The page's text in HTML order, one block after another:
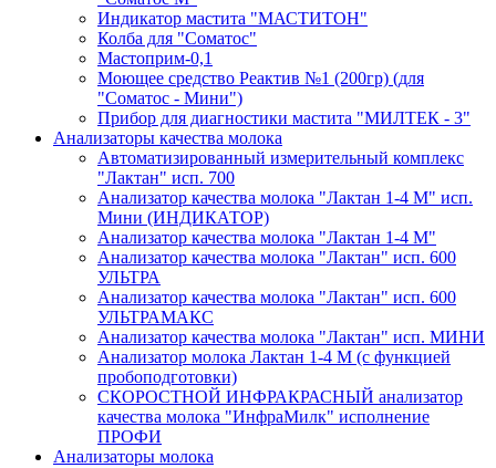
Индикатор мастита "МАСТИТОН"
Колба для "Соматос"
Мастоприм-0,1
Моющее средство Реактив №1 (200гр) (для
"Соматос - Мини")
Прибор для диагностики мастита "МИЛТЕК - 3"
Анализаторы качества молока
Автоматизированный измерительный комплекс
"Лактан" исп. 700
Анализатор качества молока "Лактан 1-4 М" исп.
Мини (ИНДИКАТОР)
Анализатор качества молока "Лактан 1-4 M"
Анализатор качества молока "Лактан" исп. 600
УЛЬТРА
Анализатор качества молока "Лактан" исп. 600
УЛЬТРАМАКС
Анализатор качества молока "Лактан" исп. МИНИ
Анализатор молока Лактан 1-4 М (с функцией
пробоподготовки)
СКОРОСТНОЙ ИНФРАКРАСНЫЙ анализатор
качества молока "ИнфраМилк" исполнение
ПРОФИ
Анализаторы молока